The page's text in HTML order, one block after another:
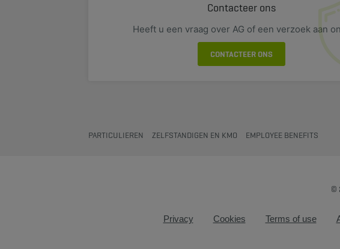
Contacteer ons
Heeft u een vraag over AG of een verzoek aan
CONTACTEER ONS
PARTICULIEREN ZELFSTANDIGEN EN KMO EMPLOYEE BENEFITS
Privacy Cookies Terms of use
©